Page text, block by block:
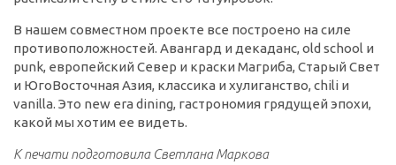
В нашем совместном проекте все построено на силе
противоположностей. Авангард и декаданс, old school и
punk, европейский Север и краски Магриба, Старый Свет
и ЮгоВосточная Азия, классика и хулиганство, chili и
vanilla. Это new era dining, гастрономия грядущей эпохи,
какой мы хотим ее видеть.
К печати подготовила Светлана Маркова